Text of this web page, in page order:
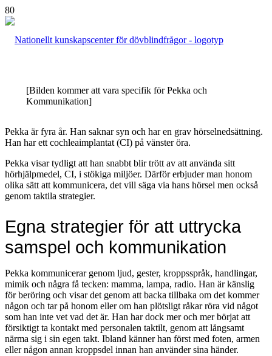
[Bilden kommer att vara specifik för Pekka och
Kommunikation]
Pekka är fyra år. Han saknar syn och har en grav hörselnedsättning.
Han har ett cochleaimplantat (CI) på vänster öra.
Pekka visar tydligt att han snabbt blir trött av att använda sitt
hörhjälpmedel, CI, i stökiga miljöer. Därför erbjuder man honom
olika sätt att kommunicera, det vill säga via hans hörsel men också
genom taktila strategier.
Egna strategier för att uttrycka
samspel och kommunikation
Pekka kommunicerar genom ljud, gester, kroppsspråk, handlingar,
mimik och några få tecken: mamma, lampa, radio. Han är känslig
för beröring och visar det genom att backa tillbaka om det kommer
någon och tar på honom eller om han plötsligt råkar röra vid något
som han inte vet vad det är. Han har dock mer och mer börjat att
försiktigt ta kontakt med personalen taktilt, genom att långsamt
närma sig i sin egen takt. Ibland känner han först med foten, armen
eller någon annan kroppsdel innan han använder sina händer.